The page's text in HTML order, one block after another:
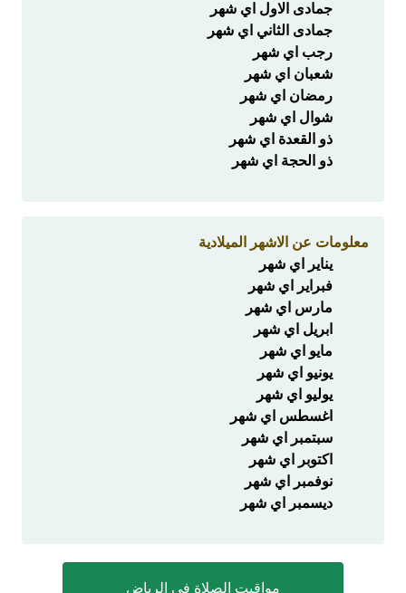
جمادى الاول اي شهر
جمادى الثاني اي شهر
رجب اي شهر
شعبان اي شهر
رمضان اي شهر
شوال اي شهر
ذو القعدة اي شهر
ذو الحجة اي شهر
معلومات عن الاشهر الميلادية
يناير اي شهر
فبراير اي شهر
مارس اي شهر
ابريل اي شهر
مايو اي شهر
يونيو اي شهر
يوليو اي شهر
اغسطس اي شهر
سبتمبر اي شهر
اكتوبر اي شهر
نوفمبر اي شهر
ديسمبر اي شهر
مواقيت الصلاة في الرياض